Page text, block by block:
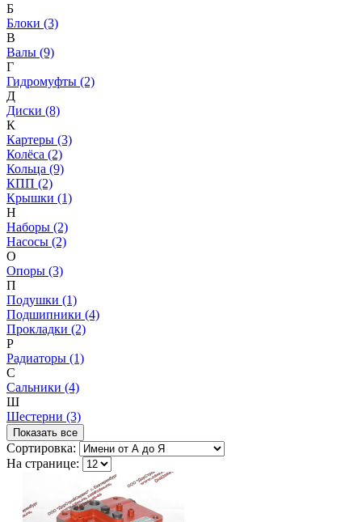
Б
Блоки (3)
В
Валы (9)
Г
Гидромуфты (2)
Д
Диски (8)
К
Картеры (3)
Колёса (2)
Кольца (9)
КПП (2)
Крышки (1)
Н
Наборы (2)
Насосы (2)
О
Опоры (3)
П
Подушки (1)
Подшипники (4)
Прокладки (2)
Р
Радиаторы (1)
С
Сальники (4)
Ш
Шестерни (3)
Показать все
Сортировка:
На странице: